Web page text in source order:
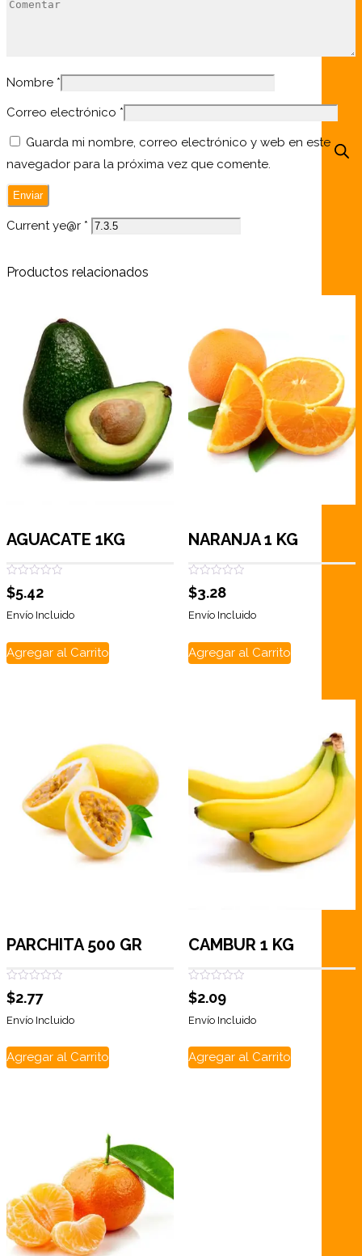
Nombre *
Correo electrónico *
Guarda mi nombre, correo electrónico y web en este
navegador para la próxima vez que comente.
Current ye@r *
Productos relacionados
AGUACATE 1KG
Valorado
con
de
$5.42
Envío Incluido
Agregar al Carrito
NARANJA 1 KG
Valorado
con
de
$3.28
Envío Incluido
Agregar al Carrito
PARCHITA 500 GR
Valorado
con
de
$2.77
Envío Incluido
Agregar al Carrito
CAMBUR 1 KG
Valorado
con
de
$2.09
Envío Incluido
Agregar al Carrito